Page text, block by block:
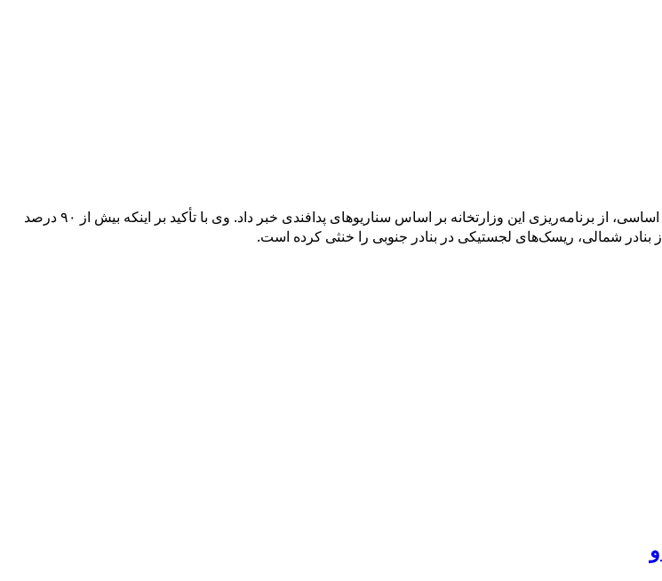
معاون توسعه بازرگانی وزارت جهاد کشاورزی با تشریح آخرین وضعیت زنجیره تأمین کالاهای اساسی، از برنامه‌ریزی این وزارتخانه بر اساس سناریوهای پدافندی خبر داد. وی با تأکید بر اینکه بیش از ۹۰ درصد
شمالی، ریسک‌های لجستیکی در بنادر جنوبی را خنثی کرده است.